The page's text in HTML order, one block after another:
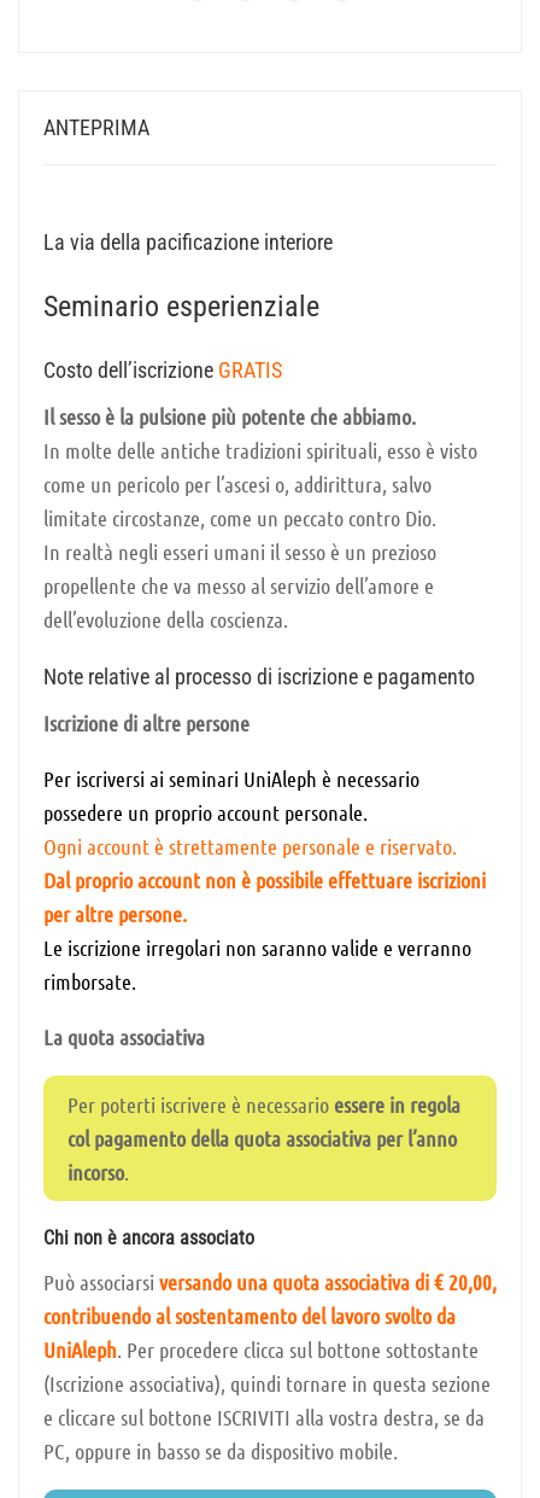
ANTEPRIMA
La via della pacificazione interiore
Seminario esperienziale
Costo dell’iscrizione GRATIS
Il sesso è la pulsione più potente che abbiamo.
In molte delle antiche tradizioni spirituali, esso è visto
come un pericolo per l’ascesi o, addirittura, salvo
limitate circostanze, come un peccato contro Dio.
In realtà negli esseri umani il sesso è un prezioso
propellente che va messo al servizio dell’amore e
dell’evoluzione della coscienza.
Note relative al processo di iscrizione e pagamento
Iscrizione di altre persone
Per iscriversi ai seminari UniAleph è necessario
possedere un proprio account personale.
Ogni account è strettamente personale e riservato.
Dal proprio account non è possibile effettuare iscrizioni
per altre persone.
Le iscrizione irregolari non saranno valide e verranno
rimborsate.
La quota associativa
Per poterti iscrivere è necessario essere in regola
col pagamento della quota associativa per l’anno
incorso.
Chi non è ancora associato
Può associarsi versando una quota associativa di € 20,00,
contribuendo al sostentamento del lavoro svolto da
UniAleph. Per procedere clicca sul bottone sottostante
(Iscrizione associativa), quindi tornare in questa sezione
e cliccare sul bottone ISCRIVITI alla vostra destra, se da
PC, oppure in basso se da dispositivo mobile.